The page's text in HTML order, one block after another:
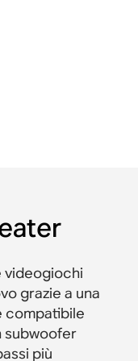
videogiochi
grazie a una
compatibile
subwoofer
più